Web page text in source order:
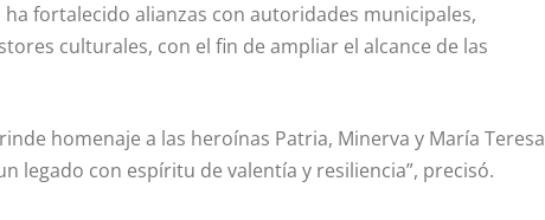
fortalecido alianzas con autoridades municipales,
culturales, con el fin de ampliar el alcance de las
homenaje a las heroínas Patria, Minerva y María Teresa
legado con espíritu de valentía y resiliencia”, precisó.